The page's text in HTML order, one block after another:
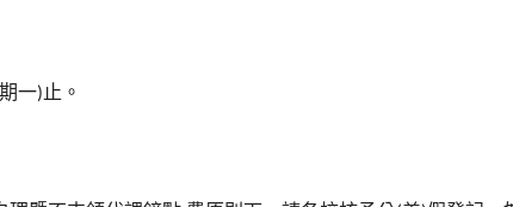
一) 止。